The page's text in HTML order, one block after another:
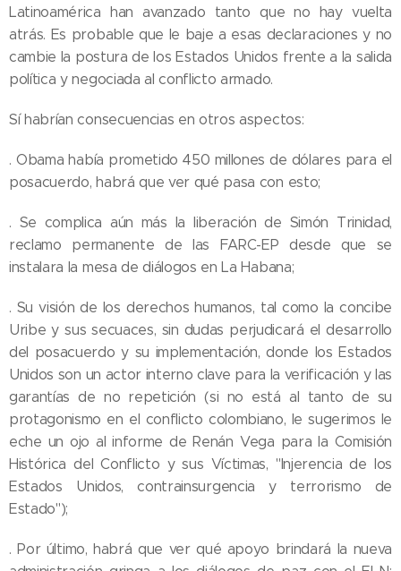
Latinoamérica han avanzado tanto que no hay vuelta
atrás. Es probable que le baje a esas declaraciones y no
cambie la postura de los Estados Unidos frente a la salida
política y negociada al conflicto armado.
Sí habrían consecuencias en otros aspectos:
. Obama había prometido 450 millones de dólares para el
posacuerdo, habrá que ver qué pasa con esto;
. Se complica aún más la liberación de Simón Trinidad,
reclamo permanente de las FARC-EP desde que se
instalara la mesa de diálogos en La Habana;
. Su visión de los derechos humanos, tal como la concibe
Uribe y sus secuaces, sin dudas perjudicará el desarrollo
del posacuerdo y su implementación, donde los Estados
Unidos son un actor interno clave para la verificación y las
garantías de no repetición (si no está al tanto de su
protagonismo en el conflicto colombiano, le sugerimos le
eche un ojo al informe de Renán Vega para la Comisión
Histórica del Conflicto y sus Víctimas, "Injerencia de los
Estados Unidos, contrainsurgencia y terrorismo de
Estado");
. Por último, habrá que ver qué apoyo brindará la nueva